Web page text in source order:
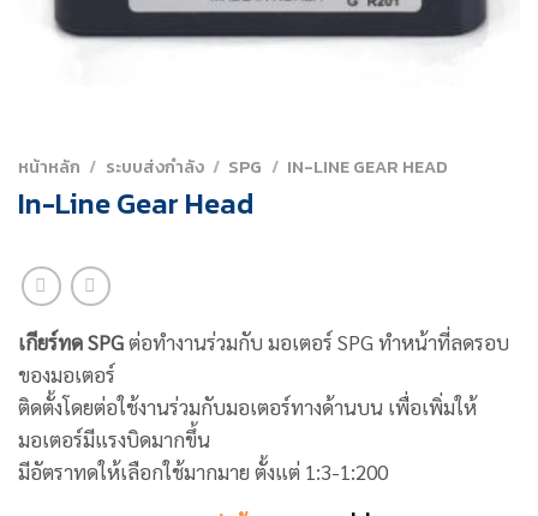
หน้าหลัก / ระบบส่งกำลัง / SPG / IN-LINE GEAR HEAD
In-Line Gear Head
เกียร์ทดSPGต่อทำงานร่วมกับ มอเตอร์ SPG ทำหน้าที่ลดรอบ
ของมอเตอร์
ติดตั้งโดยต่อใช้งานร่วมกับมอเตอร์ทางด้านบน เพื่อเพิ่มให้
มอเตอร์มีแรงบิดมากขึ้น
มีอัตราทดให้เลือกใช้มากมาย ตั้งแต่ 1:3-1:200